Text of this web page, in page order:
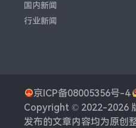
国内新闻
行业新闻
京ICP备08005356号-4
Copyright © 2022-2026
发布的文章内容均为原创